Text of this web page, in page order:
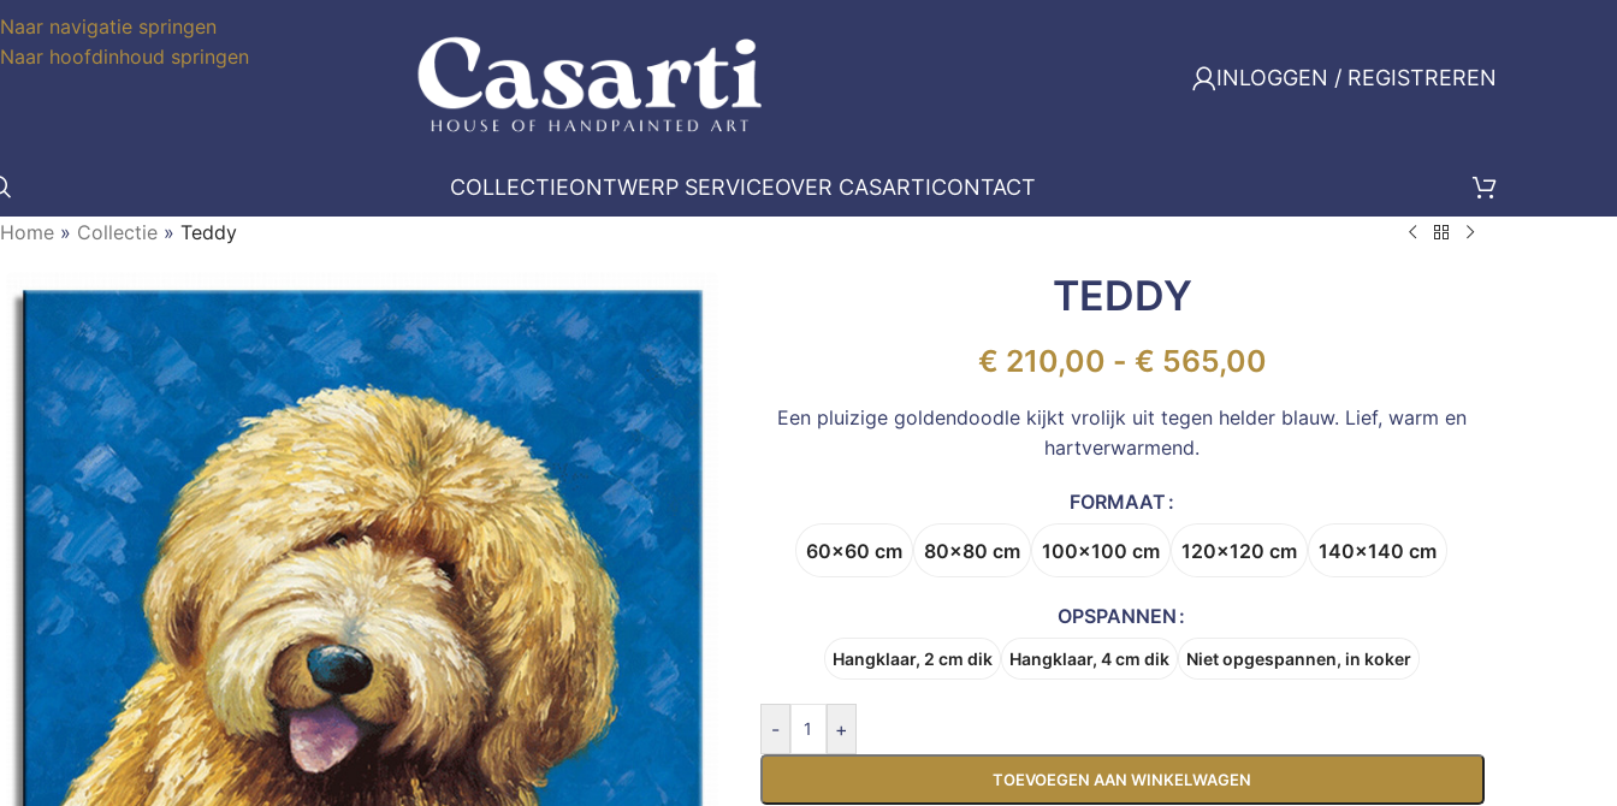
Naar navigatie springen
Naar hoofdinhoud springen
INLOGGEN / REGISTREREN
COLLECTIEONTWERP SERVICEOVER CASARTICONTACT
Home » Collectie » Teddy
TEDDY
€ 210,00 - € 565,00
Een pluizige goldendoodle kijkt vrolijk uit tegen helder blauw. Lief, warm en
hartverwarmend.
FORMAAT
60x60 cm 80x80 cm 100x100 cm 120x120 cm 140x140 cm
OPSPANNEN
Hangklaar, 2 cm dik Hangklaar, 4 cm dik Niet opgespannen, in koker
- +
TOEVOEGEN AAN WINKELWAGEN